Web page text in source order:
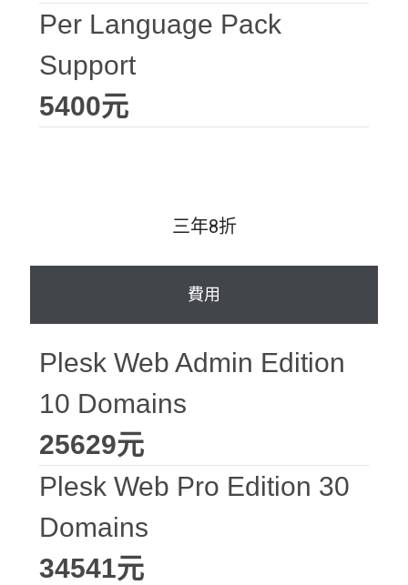
Per Language Pack
Support
5400元
三年8折
費用
Plesk Web Admin Edition
10 Domains
25629元
Plesk Web Pro Edition 30
Domains
34541元